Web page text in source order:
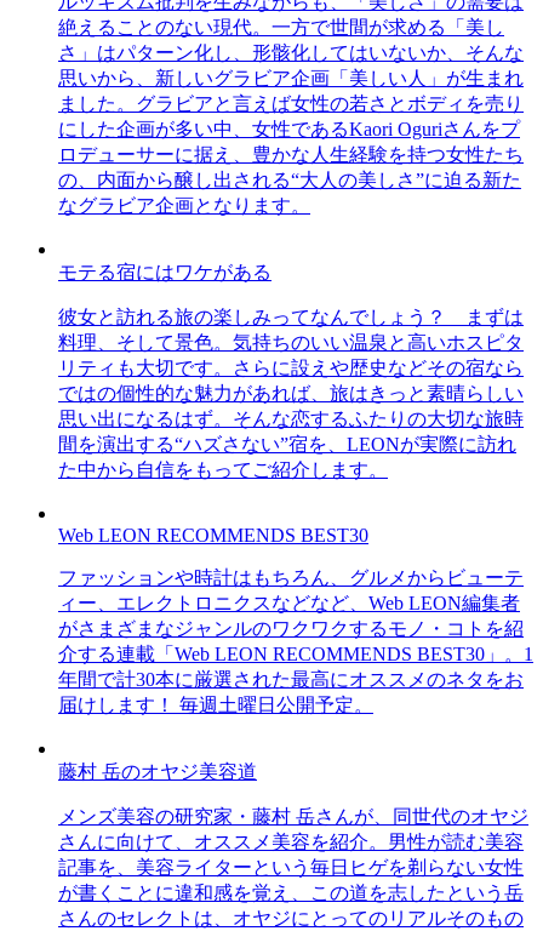
絶えることのない現代。一方で世間が求める「美し
さ」はパターン化し、形骸化してはいないか、そんな
思いから、新しいグラビア企画「美しい人」が生まれ
ました。グラビアと言えば女性の若さとボディを売り
にした企画が多い中、女性であるKaori Oguriさんをプ
ロデューサーに据え、豊かな人生経験を持つ女性たち
の、内面から醸し出される“大人の美しさ”に迫る新た
なグラビア企画となります。
モテる宿にはワケがある
彼女と訪れる旅の楽しみってなんでしょう？ まずは
料理、そして景色。気持ちのいい温泉と高いホスピタ
リティも大切です。さらに設えや歴史などその宿なら
ではの個性的な魅力があれば、旅はきっと素晴らしい
思い出になるはず。そんな恋するふたりの大切な旅時
間を演出する“ハズさない”宿を、LEONが実際に訪れ
た中から自信をもってご紹介します。
Web LEON RECOMMENDS BEST30
ファッションや時計はもちろん、グルメからビューテ
ィー、エレクトロニクスなどなど、Web LEON編集者
がさまざまなジャンルのワクワクするモノ・コトを紹
介する連載「Web LEON RECOMMENDS BEST30」。1
年間で計30本に厳選された最高にオススメのネタをお
届けします！ 毎週土曜日公開予定。
藤村 岳のオヤジ美容道
メンズ美容の研究家・藤村 岳さんが、同世代のオヤジ
さんに向けて、オススメ美容を紹介。男性が読む美容
記事を、美容ライターという毎日ヒゲを剃らない女性
が書くことに違和感を覚え、この道を志したという岳
さんのセレクトは、オヤジにとってのリアルそのもの